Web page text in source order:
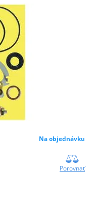
Na objednávku
Porovnať